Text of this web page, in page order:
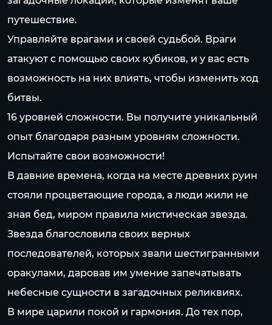
путешествие.
Управляйте врагами и своей судьбой. Враги
атакуют с помощью своих кубиков, и у вас есть
возможность на них влиять, чтобы изменить ход
битвы.
16 уровней сложности. Вы получите уникальный
опыт благодаря разным уровням сложности.
Испытайте свои возможности!
В давние времена, когда на месте древних руин
стояли процветающие города, а люди жили не
зная бед, миром правила мистическая звезда.
Звезда благословила своих верных
последователей, которых звали шестигранными
оракулами, даровав им умение запечатывать
небесные сущности в загадочных реликвиях.
В мире царили покой и гармония. До тех пор,